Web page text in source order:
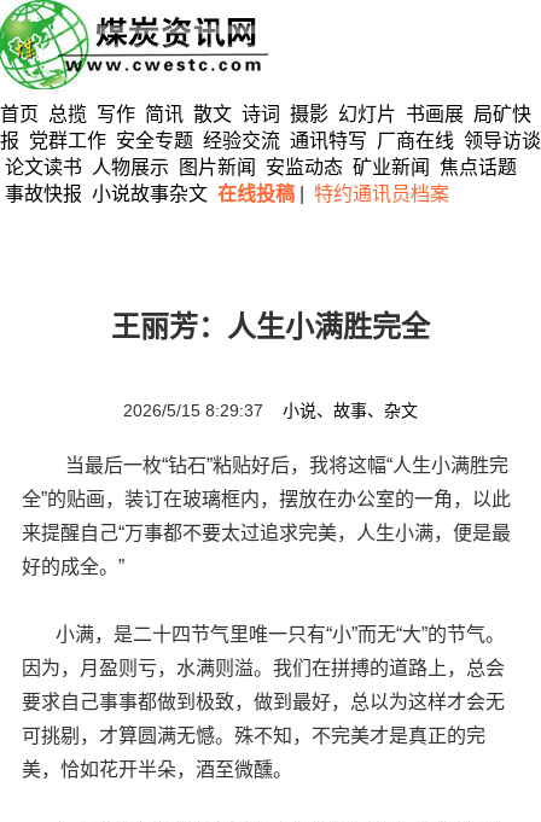
首页 总揽 写作 简讯 散文 诗词 摄影 幻灯片 书画展 局矿快
报 党群工作 安全专题 经验交流 通讯特写 厂商在线 领导访谈
论文读书
人物展示 图片新闻 安监动态 矿业新闻
焦点话题
事故快报 小说故事杂文 在线投稿 特约通讯员档案
王丽芳：人生小满胜完全
2026/5/15 8:29:37 小说、故事、杂文
当最后一枚“钻石”粘贴好后，我将这幅“人生小满胜完
全”的贴画，装订在玻璃框内，摆放在办公室的一角，以此
来提醒自己“万事都不要太过追求完美，人生小满，便是最
好的成全。”
小满，是二十四节气里唯一只有“小”而无“大”的节气。
因为，月盈则亏，水满则溢。我们在拼搏的道路上，总会
要求自己事事都做到极致，做到最好，总以为这样才会无
可挑剔，才算圆满无憾。殊不知，不完美才是真正的完
美，恰如花开半朵，酒至微醺。